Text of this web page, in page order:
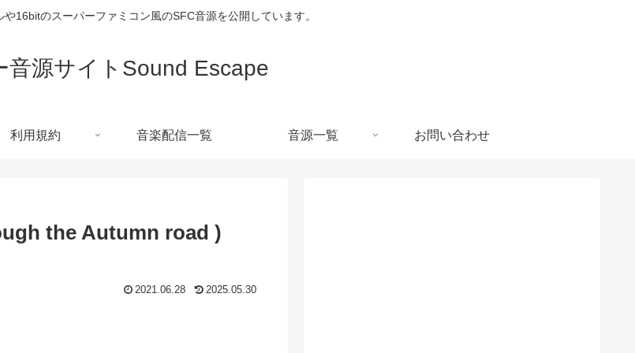
16bitのスーパーファミコン風のSFC音源を公開しています。
音源サイトSound Escape
利用規約 音楽配信一覧 音源一覧 お問い合わせ
the Autumn road )
2021.06.28 2025.05.30